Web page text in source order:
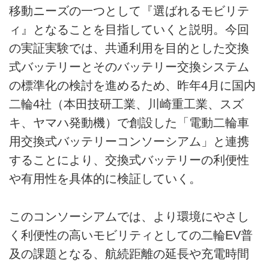
移動ニーズの一つとして『選ばれるモビリテ
ィ』となることを目指していくと説明。今回
の実証実験では、共通利用を目的とした交換
式バッテリーとそのバッテリー交換システム
の標準化の検討を進めるため、昨年4月に国内
二輪4社（本田技研工業、川崎重工業、スズ
キ、ヤマハ発動機）で創設した「電動二輪車
用交換式バッテリーコンソーシアム」と連携
することにより、交換式バッテリーの利便性
や有用性を具体的に検証していく。
このコンソーシアムでは、より環境にやさし
く利便性の高いモビリティとしての二輪EV普
及の課題となる、航続距離の延長や充電時間